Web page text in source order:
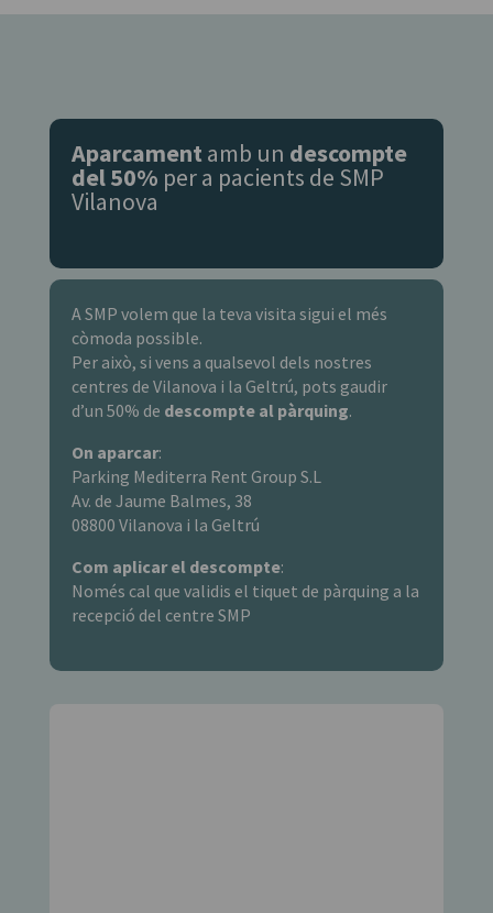
Aparcament amb un descompte
del 50% per a pacients de SMP
Vilanova
A SMP volem que la teva visita sigui el més
còmoda possible.
Per això, si vens a qualsevol dels nostres
centres de Vilanova i la Geltrú, pots gaudir
d’un 50% de descompte al pàrquing.
On aparcar:
Parking Mediterra Rent Group S.L
Av. de Jaume Balmes, 38
08800 Vilanova i la Geltrú
Com aplicar el descompte:
Només cal que validis el tiquet de pàrquing a la
recepció del centre SMP